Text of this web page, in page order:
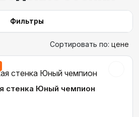
Фильтры
Сортировать по: цене
стенка Юный чемпион